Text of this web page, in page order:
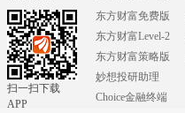
扫一扫下载
APP
东方财富免费版
东方财富Level-2
东方财富策略版
妙想投研助理
Choice金融终端